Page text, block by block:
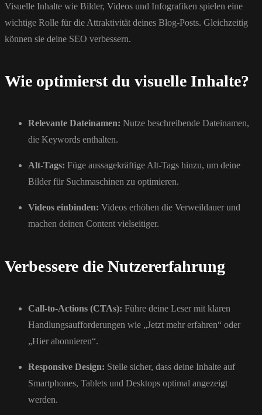
Visuelle Inhalte wie Bilder, Videos und Infografiken spielen eine
wichtige Rolle für die Attraktivität deines Blog-Posts. Gleichzeitig
können sie deine SEO verbessern.
Wie optimierst du visuelle Inhalte?
Relevante Dateinamen: Nutze beschreibende Dateinamen,
die Keywords enthalten.
Alt-Tags: Füge aussagekräftige Alt-Tags hinzu, um deine
Bilder für Suchmaschinen zu optimieren.
Videos einbinden: Videos erhöhen die Verweildauer und
machen deinen Content vielseitiger.
Verbessere die Nutzererfahrung
Call-to-Actions (CTAs): Führe deine Leser mit klaren
Handlungsaufforderungen wie „Jetzt mehr erfahren“ oder
„Hier abonnieren“.
Responsive Design: Stelle sicher, dass deine Inhalte auf
Smartphones, Tablets und Desktops optimal angezeigt
werden.